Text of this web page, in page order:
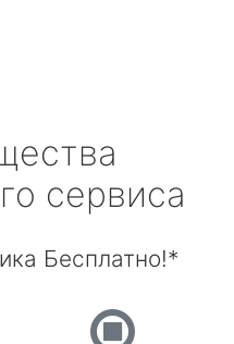
сервиса
Бесплатно!*